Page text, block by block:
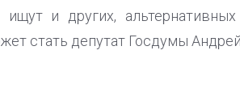
ищут и других,
стать депутат Госдумы